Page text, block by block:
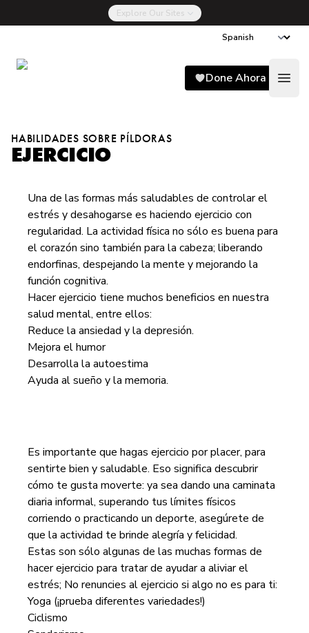
Explore Our Sites
Song for Charlie
Done Ahora
HABILIDADES SOBRE PÍLDORAS
EJERCICIO
Una de las formas más saludables de controlar el
estrés y desahogarse es haciendo ejercicio con
regularidad. La actividad física no sólo es buena para
el corazón sino también para la cabeza; liberando
endorfinas, despejando la mente y mejorando la
función cognitiva.
Hacer ejercicio tiene muchos beneficios en nuestra
salud mental, entre ellos:
Reduce la ansiedad y la depresión.
Mejora el humor
Desarrolla la autoestima
Ayuda al sueño y la memoria.
Es importante que hagas ejercicio por placer, para
sentirte bien y saludable. Eso significa descubrir
cómo te gusta moverte: ya sea dando una caminata
diaria informal, superando tus límites físicos
corriendo o practicando un deporte, asegúrete de
que la actividad te brinde alegría y felicidad.
Estas son sólo algunas de las muchas formas de
hacer ejercicio para tratar de ayudar a aliviar el
estrés; No renuncies al ejercicio si algo no es para ti:
Yoga (¡prueba diferentes variedades!)
Ciclismo